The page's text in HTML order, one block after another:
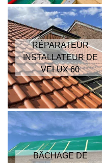
RÉPARATEUR
INSTALLATEUR DE
VELUX 60
BÂCHAGE DE